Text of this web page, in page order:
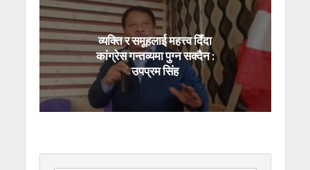
व्यक्ति र समूहलाई महत्त्व दिँदा
कांग्रेस गन्तव्यमा पुग्न सक्दैन :
उपप्रम सिंह